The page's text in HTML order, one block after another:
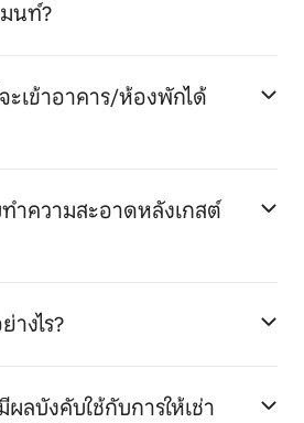
นท์?
ะเข้าอาคาร/ห้องพักได้
ำความสะอาดหลังเกสต์
างไร?
ลบังคับใช้กับการให้เช่า